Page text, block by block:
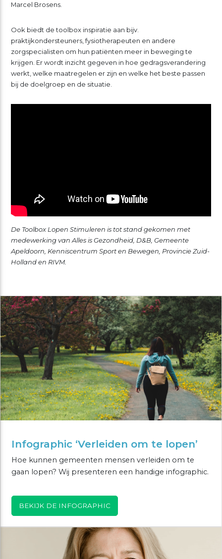
Marcel Brosens.
Ook biedt de toolbox inspiratie aan bijv.
praktijkondersteuners, fysiotherapeuten en andere
zorgspecialisten om hun patiënten meer in beweging te
krijgen. Er wordt inzicht gegeven in hoe gedragsverandering
werkt, welke maatregelen er zijn en welke het beste passen
bij de doelgroep en de situatie.
De Toolbox Lopen Stimuleren is tot stand gekomen met
medewerking van Alles is Gezondheid, D&B, Gemeente
Apeldoorn, Kenniscentrum Sport en Bewegen, Provincie Zuid-
Holland en RIVM.
Infographic ‘Verleiden om te lopen’
Hoe kunnen gemeenten mensen verleiden om te
gaan lopen? Wij presenteren een handige infographic.
BEKIJK DE INFOGRAPHIC